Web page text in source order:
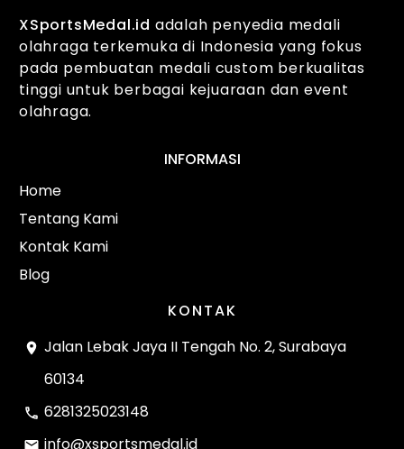
XSportsMedal.id adalah penyedia medali
olahraga terkemuka di Indonesia yang fokus
pada pembuatan medali custom berkualitas
tinggi untuk berbagai kejuaraan dan event
olahraga.
INFORMASI
Home
Tentang Kami
Kontak Kami
Blog
KONTAK
Jalan Lebak Jaya II Tengah No. 2, Surabaya
60134
6281325023148
info@xsportsmedal.id